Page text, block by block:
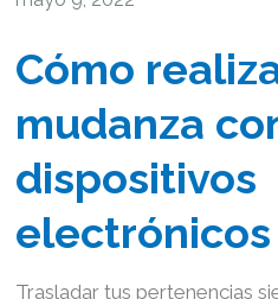
Cómo
mudanza
dispositivos
electrónicos
Trasladar tus pertenencias